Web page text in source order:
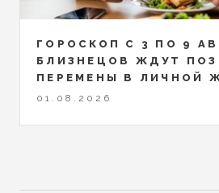
ГОРОСКОП С 3 ПО 9
БЛИЗНЕЦОВ ЖДУТ
ПЕРЕМЕНЫ В ЛИЧНОЙ
01.08.2026